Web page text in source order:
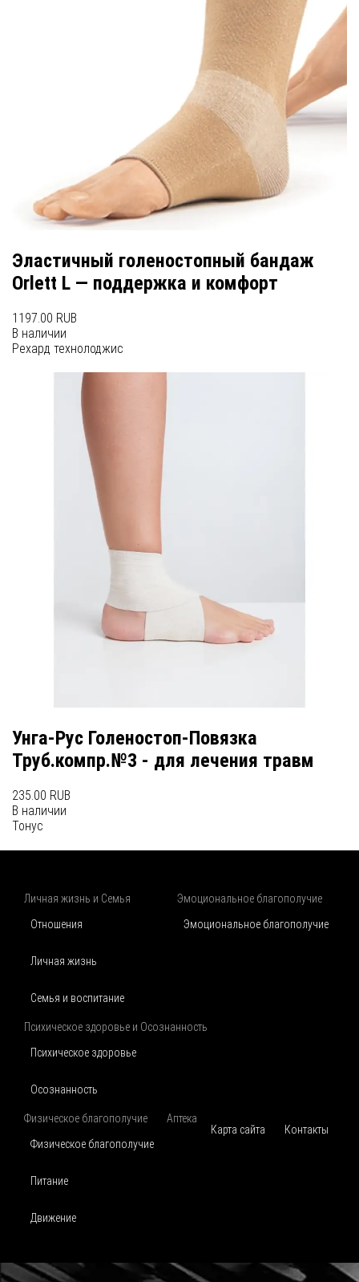
Эластичный голеностопный бандаж
Orlett L — поддержка и комфорт
1197.00 RUB
В наличии
Рехард технолоджис
Унга-Рус Голеностоп-Повязка
Труб.компр.№3 - для лечения травм
235.00 RUB
В наличии
Тонус
Личная жизнь и Семья
Отношения
Личная жизнь
Семья и воспитание
Эмоциональное благополучие
Эмоциональное благополучие
Психическое здоровье и Осознанность
Психическое здоровье
Осознанность
Физическое благополучие
Физическое благополучие
Питание
Движение
Аптека
Карта сайта
Контакты